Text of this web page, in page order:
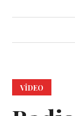
VIDEO